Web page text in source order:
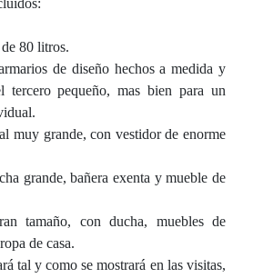
80 litros.
de diseño hechos a medida y
tercero pequeño, mas bien para un
muy grande, con vestidor de enorme
grande, bañera exenta y mueble de
tamaño, con ducha, muebles de
de casa.
tal y como se mostrará en las visitas,